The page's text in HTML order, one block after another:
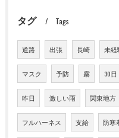
タグ Tags
道路 出張 長崎 未経
マスク 予防 霧 30日
昨日 激しい雨 関東地方
フルハーネス 支給 防寒